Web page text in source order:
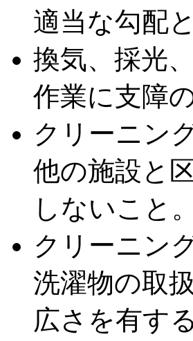
適当な勾配
換気、採光
作業に支障
クリーニン
他の施設と
しないこと。
クリーニン
洗濯物の取
広さを有す